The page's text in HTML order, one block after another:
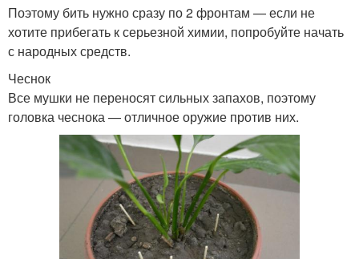
Поэтому бить нужно сразу по 2 фронтам — если не
хотите прибегать к серьезной химии, попробуйте начать
с народных средств.
Чеснок
Все мушки не переносят сильных запахов, поэтому
головка чеснока — отличное оружие против них.